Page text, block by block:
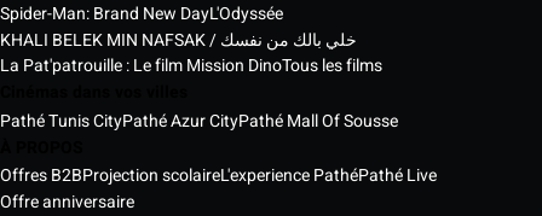
Spider-Man: Brand New DayL'Odyssée
KHALI BELEK MIN NAFSAK / خلي بالك من نفسك
La Pat'patrouille : Le film Mission DinoTous les films
Pathé Tunis CityPathé Azur CityPathé Mall Of Sousse
Offres B2BProjection scolaireL'experience PathéPathé Live
Offre anniversaire